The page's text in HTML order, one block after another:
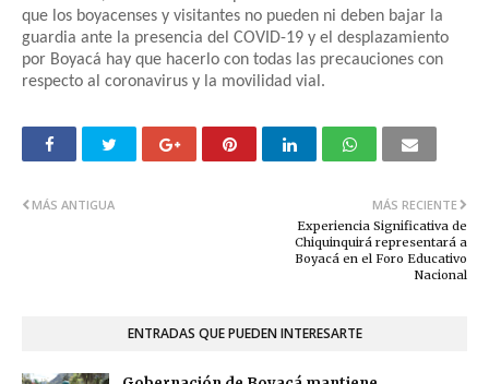
que los boyacenses y visitantes no pueden ni deben bajar la
guardia ante la presencia del COVID-19 y el desplazamiento
por Boyacá hay que hacerlo con todas las precauciones con
respecto al coronavirus y la movilidad vial.
MÁS RECIENTE
Experiencia Significativa de
Chiquinquirá representará a
Boyacá en el Foro Educativo
Nacional
MÁS ANTIGUA
ENTRADAS QUE PUEDEN INTERESARTE